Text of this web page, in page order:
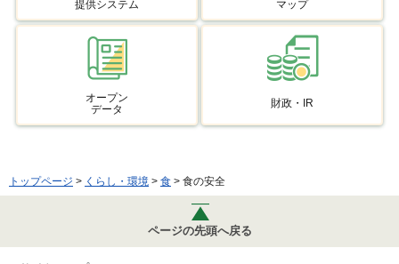
提供システム
マップ
オープン
データ
財政・IR
トップページ > くらし・環境 > 食 > 食の安全
ページの先頭へ戻る